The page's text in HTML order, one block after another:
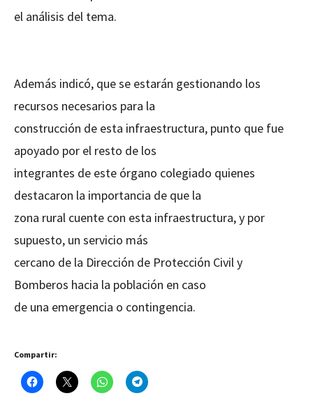
el análisis del tema.
Además indicó, que se estarán gestionando los
recursos necesarios para la
construcción de esta infraestructura, punto que fue
apoyado por el resto de los
integrantes de este órgano colegiado quienes
destacaron la importancia de que la
zona rural cuente con esta infraestructura, y por
supuesto, un servicio más
cercano de la Dirección de Protección Civil y
Bomberos hacia la población en caso
de una emergencia o contingencia.
Compartir: